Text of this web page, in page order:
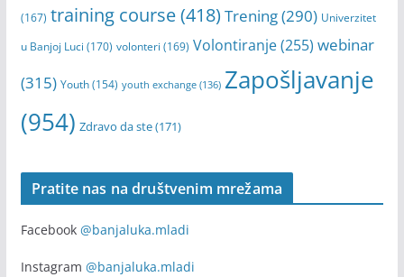
(167) training course(418) Trening(290) Univerzitet
u Banjoj Luci (170) volonteri (169) Volontiranje(255) webinar
(315) Youth(154) youth exchange(136) Zapošljavanje
(954) Zdravo da ste(171)
Pratite nas na društvenim mrežama
Facebook @banjaluka.mladi
Instagram @banjaluka.mladi